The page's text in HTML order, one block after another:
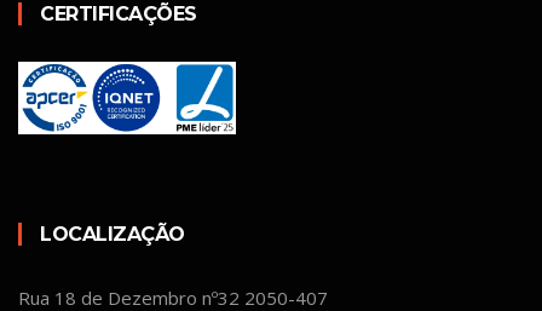
CERTIFICAÇÕES
LOCALIZAÇÃO
Rua 18 de Dezembro nº32 2050-407